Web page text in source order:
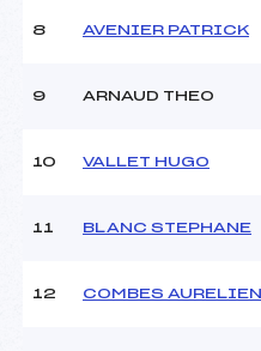
Ouvreurs D :
Météo :
Nombre de portes :
Traceur :
8 AVENIER PATRICK
9 ARNAUD THEO
10 VALLET HUGO
11 BLANC STEPHANE
12 COMBES AURELIEN